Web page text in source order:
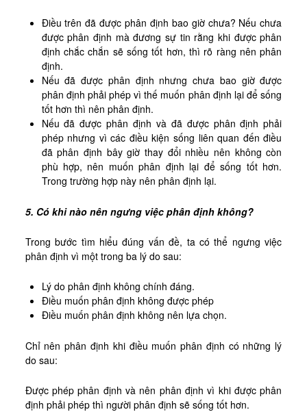
Điều trên đã được phân định bao giờ chưa? Nếu chưa
được phân định mà đương sự tin rằng khi được phân
định chắc chắn sẽ sống tốt hơn, thì rõ ràng nên phân
định.
Nếu đã được phân định nhưng chưa bao giờ được
phân định phải phép vì thế muốn phân định lại để sống
tốt hơn thì nên phân định.
Nếu đã được phân định và đã được phân định phải
phép nhưng vì các điều kiện sống liên quan đến điều
đã phân định bây giờ thay đổi nhiều nên không còn
phù hợp, nên muốn phân định lại để sống tốt hơn.
Trong trường hợp này nên phân định lại.
5. Có khi nào nên ngưng việc phân định không?
Trong bước tìm hiểu đúng vấn đề, ta có thể ngưng việc
phân định vì một trong ba lý do sau:
Lý do phân định không chính đáng.
Điều muốn phân định không được phép
Điều muốn phân định không nên lựa chọn.
Chỉ nên phân định khi điều muốn phân định có những lý
do sau:
Được phép phân định và nên phân định vì khi được phân
định phải phép thì người phân định sẽ sống tốt hơn.